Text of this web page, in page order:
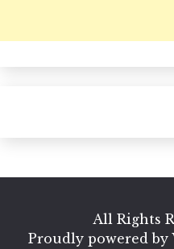
All Rights
Proudly powered by